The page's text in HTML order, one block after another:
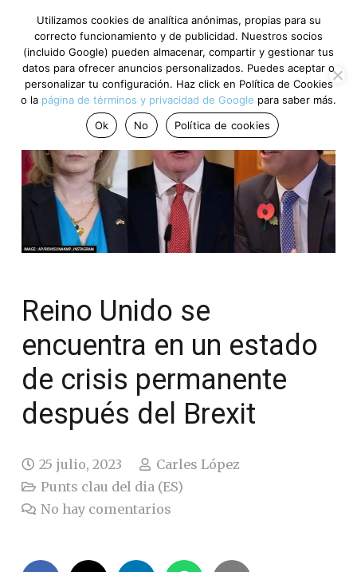
Reino Unido se
encuentra en un estado
de crisis permanente
después del Brexit
25 julio, 2023
Carles López
Punts clau del dia (ES)
No hay comentarios
Utilizamos cookies de analítica anónimas, propias para su
correcto funcionamiento y de publicidad. Nuestros socios
(incluido Google) pueden almacenar, compartir y gestionar tus
datos para ofrecer anuncios personalizados. Puedes aceptar o
personalizar tu configuración. Haz click en Política de Cookies
o la página de términos y privacidad de Google para saber más.
Ok
No Política de cookies